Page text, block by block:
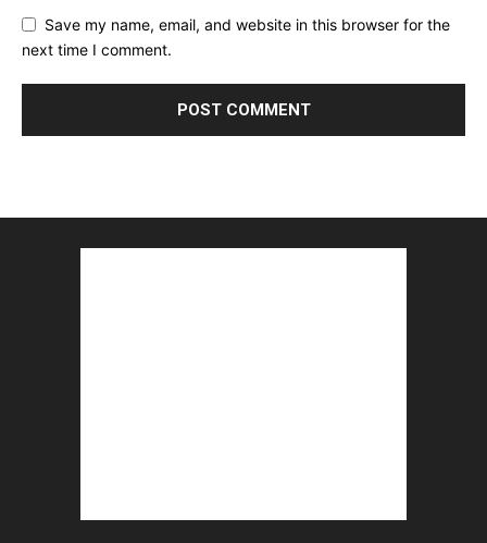
Save my name, email, and website in this browser for the
next time I comment.